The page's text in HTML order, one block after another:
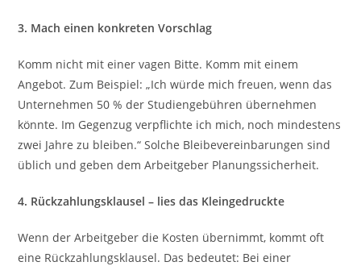
3. Mach einen konkreten Vorschlag
Komm nicht mit einer vagen Bitte. Komm mit einem
Angebot. Zum Beispiel: „Ich würde mich freuen, wenn das
Unternehmen 50 % der Studiengebühren übernehmen
könnte. Im Gegenzug verpflichte ich mich, noch mindestens
zwei Jahre zu bleiben.“ Solche Bleibevereinbarungen sind
üblich und geben dem Arbeitgeber Planungssicherheit.
4. Rückzahlungsklausel – lies das Kleingedruckte
Wenn der Arbeitgeber die Kosten übernimmt, kommt oft
eine Rückzahlungsklausel. Das bedeutet: Bei einer